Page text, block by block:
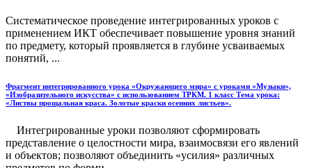
Систематическое проведение интегрированных уроков с
применением ИКТ обеспечивает повышение уровня знаний
по предмету, который проявляется в глубине усваиваемых
понятий, ...
Фрагмент интегрированного урока «Окружающего мира» с уроками «Музыки»,
«Изобразительного искусства» с использованием ТРКМ. 1 класс Тема урока:
«Листвы прощальная краса. Золотые краски осенних листьев».
Интегрированные уроки позволяют сформировать
представление о целостности мира, взаимосвязи его явлений
и объектов; позволяют объединить «усилия» различных